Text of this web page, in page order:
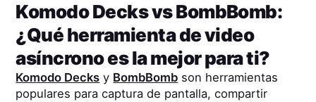
Komodo DecksvsBombBomb:
¿Qué herramienta de video
asíncrono es la mejor para ti?
Komodo Decks y BombBomb son herramientas
populares para captura de pantalla, compartir